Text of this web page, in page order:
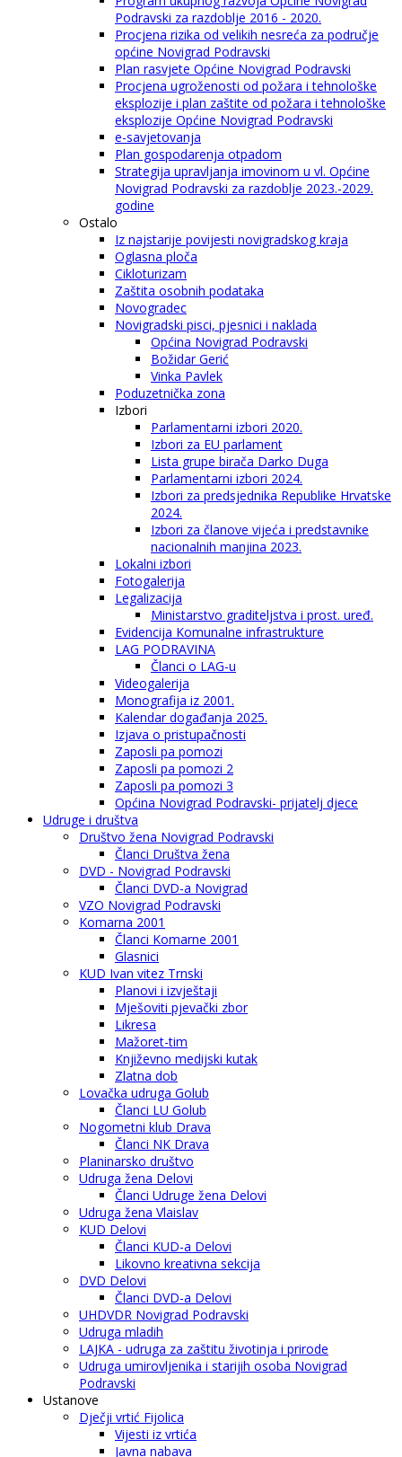
Podravski za razdoblje 2016 - 2020.
Procjena rizika od velikih nesreća za područje
općine Novigrad Podravski
Plan rasvjete Općine Novigrad Podravski
Procjena ugroženosti od požara i tehnološke
eksplozije i plan zaštite od požara i tehnološke
eksplozije Općine Novigrad Podravski
e-savjetovanja
Plan gospodarenja otpadom
Strategija upravljanja imovinom u vl. Općine
Novigrad Podravski za razdoblje 2023.-2029.
godine
Ostalo
Iz najstarije povijesti novigradskog kraja
Oglasna ploča
Cikloturizam
Zaštita osobnih podataka
Novogradec
Novigradski pisci, pjesnici i naklada
Općina Novigrad Podravski
Božidar Gerić
Vinka Pavlek
Poduzetnička zona
Izbori
Parlamentarni izbori 2020.
Izbori za EU parlament
Lista grupe birača Darko Duga
Parlamentarni izbori 2024.
Izbori za predsjednika Republike Hrvatske
2024.
Izbori za članove vijeća i predstavnike
nacionalnih manjina 2023.
Lokalni izbori
Fotogalerija
Legalizacija
Ministarstvo graditeljstva i prost. uređ.
Evidencija Komunalne infrastrukture
LAG PODRAVINA
Članci o LAG-u
Videogalerija
Monografija iz 2001.
Kalendar događanja 2025.
Izjava o pristupačnosti
Zaposli pa pomozi
Zaposli pa pomozi 2
Zaposli pa pomozi 3
Općina Novigrad Podravski- prijatelj djece
Udruge i društva
Društvo žena Novigrad Podravski
Članci Društva žena
DVD - Novigrad Podravski
Članci DVD-a Novigrad
VZO Novigrad Podravski
Komarna 2001
Članci Komarne 2001
Glasnici
KUD Ivan vitez Trnski
Planovi i izvještaji
Mješoviti pjevački zbor
Likresa
Mažoret-tim
Književno medijski kutak
Zlatna dob
Lovačka udruga Golub
Članci LU Golub
Nogometni klub Drava
Članci NK Drava
Planinarsko društvo
Udruga žena Delovi
Članci Udruge žena Delovi
Udruga žena Vlaislav
KUD Delovi
Članci KUD-a Delovi
Likovno kreativna sekcija
DVD Delovi
Članci DVD-a Delovi
UHDVDR Novigrad Podravski
Udruga mladih
LAJKA - udruga za zaštitu životinja i prirode
Udruga umirovljenika i starijih osoba Novigrad
Podravski
Ustanove
Dječji vrtić Fijolica
Vijesti iz vrtića
Javna nabava